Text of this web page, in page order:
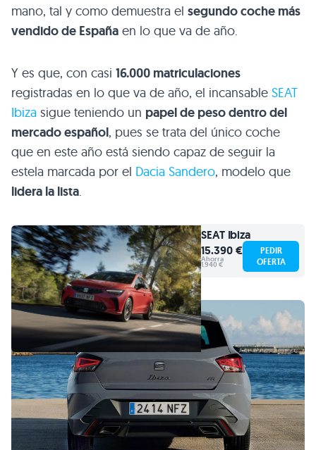
mano, tal y como demuestra el segundo coche más
vendido de España en lo que va de año.
Y es que, con casi 16.000 matriculaciones
registradas en lo que va de año, el incansable SEAT
Ibiza sigue teniendo un papel de peso dentro del
mercado español, pues se trata del único coche
que en este año está siendo capaz de seguir la
estela marcada por el Dacia Sandero, modelo que
lidera la lista.
SEAT Ibiza
15.390 €
Ahorra
1.940 €
PEDIR
OFERTA